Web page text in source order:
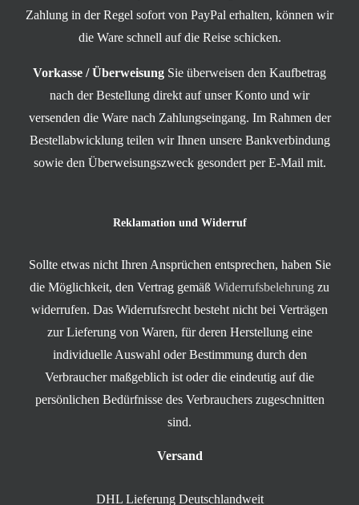
Zahlung in der Regel sofort von PayPal erhalten, können wir
die Ware schnell auf die Reise schicken.
Vorkasse / Überweisung Sie überweisen den Kaufbetrag
nach der Bestellung direkt auf unser Konto und wir
versenden die Ware nach Zahlungseingang. Im Rahmen der
Bestellabwicklung teilen wir Ihnen unsere Bankverbindung
sowie den Überweisungszweck gesondert per E-Mail mit.
Reklamation und Widerruf
Sollte etwas nicht Ihren Ansprüchen entsprechen, haben Sie
die Möglichkeit, den Vertrag gemäß Widerrufsbelehrung zu
widerrufen. Das Widerrufsrecht besteht nicht bei Verträgen
zur Lieferung von Waren, für deren Herstellung eine
individuelle Auswahl oder Bestimmung durch den
Verbraucher maßgeblich ist oder die eindeutig auf die
persönlichen Bedürfnisse des Verbrauchers zugeschnitten
sind.
Versand
DHL Lieferung Deutschlandweit